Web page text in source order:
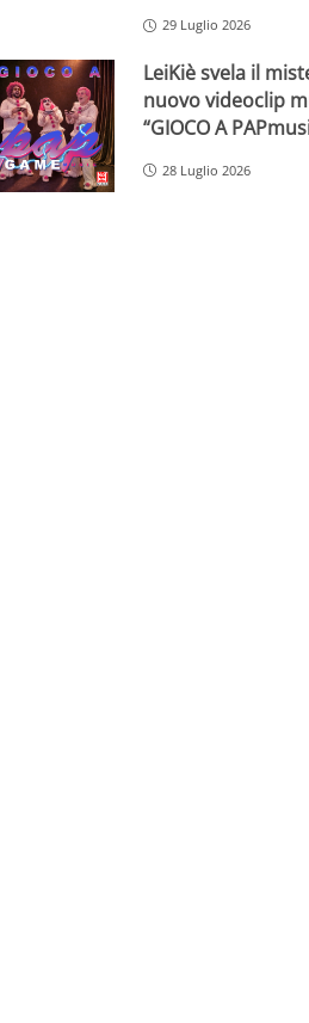
29 Luglio 2026
LeiKiè svela il
nuovo videoclip
“GIOCO A
28 Luglio 2026